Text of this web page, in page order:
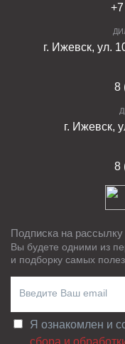
г. Ижевск, ул.
8
г. Ижевск,
8
Подписка на рассылку
Вы будете одними из
и подборку самых
Я ознакомлен и